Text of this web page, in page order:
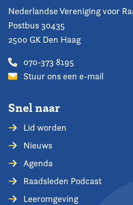
Nederlandse Vereniging voor
Postbus 30435
2500 GK Den Haag
070-373 8195
Stuur ons een e-mail
Snel naar
Lid worden
Nieuws
Agenda
Raadsleden Podcast
Leeromgeving